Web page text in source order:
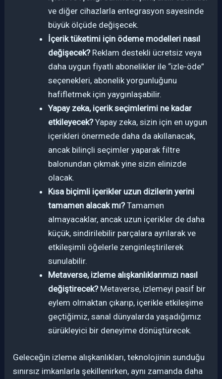
ve diğer cihazlarla entegrasyon sayesinde
büyük ölçüde değişecek.
İçerik tüketimi için ödeme modelleri nasıl
değişecek?Reklam destekli ücretsiz veya
daha uygun fiyatlı abonelikler ile “izle-öde”
seçenekleri, abonelik yorgunluğunu
hafifletmek için yaygınlaşabilir.
Yapay zeka, içerik seçimlerimi ne kadar
etkileyecek?Yapay zeka, sizin için en uygun
içerikleri önermede daha da akıllanacak,
ancak bilinçli seçimler yaparak filtre
balonundan çıkmak yine sizin elinizde
olacak.
Kısa biçimli içerikler uzun dizilerin yerini
tamamen alacak mı?Tamamen
almayacaklar, ancak uzun içerikler de daha
küçük, sindirilebilir parçalara ayrılarak ve
etkileşimli öğelerle zenginleştirilerek
sunulabilir.
Metaverse, izleme alışkanlıklarımızı nasıl
değiştirecek?Metaverse, izlemeyi pasif bir
eylem olmaktan çıkarıp, içerikle etkileşime
geçtiğimiz, sanal dünyalarda yaşadığımız
sürükleyici bir deneyime dönüştürecek.
Geleceğin izleme alışkanlıkları, teknolojinin sunduğu
sınırsız imkanlarla şekillenirken, aynı zamanda daha